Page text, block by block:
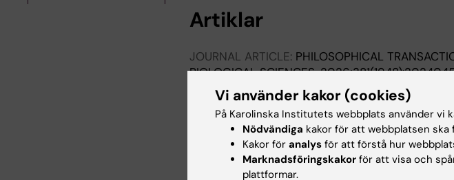
Artiklar
JOURNAL ARTICLE: PHILOSOPHICAL
BIOLOGICAL SCIENCES.
Heterogeneous learning strategies interact
complexity to benefit collective search
Pykala M; Dillion D; Galesic M
JOURNAL ARTICLE:SCIENCE.
High-precision tracking of human foragers
Vi använder kakor (cookies)
På Karolinska Institutets webbplats använder vi
Nödvändiga kakor för att webbplatsen ska
Kakor för analys för att förstå hur
Marknadsföringskakor för att visa och
plattformar.